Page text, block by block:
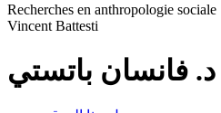
Recherches en anthropologie sociale
Vincent Battesti
د. فانسان باتستي